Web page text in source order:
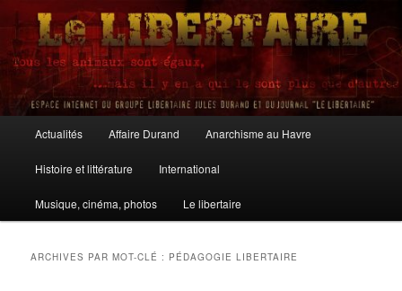
Aller
contenu
principal
Aller
contenu
secondaire
Le Libertaire
principal
Actualités Affaire Durand Anarchisme au Havre
Histoire et littérature International
Musique, cinéma, photos Le libertaire
ARCHIVES PAR MOT-CLÉ : PÉDAGOGIE LIBERTAIRE